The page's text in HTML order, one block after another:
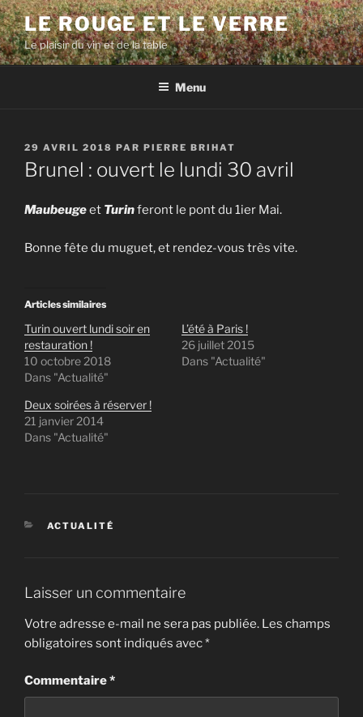
Aller
au
contenu
principal
LE ROUGE ET LE VERRE
Le plaisir du vin et de la table
Menu
PUBLIÉ
LE
29 AVRIL 2018 PAR PIERRE BRIHAT
Brunel : ouvert le lundi 30 avril
Maubeugeet Turinferont le pont du 1ier Mai.
Bonne fête du muguet, et rendez-vous très vite.
Articles similaires
Turin ouvert lundi soir en
restauration !
10 octobre 2018
Dans "Actualité"
L’été à Paris !
26 juillet 2015
Dans "Actualité"
Deux soirées à réserver !
21 janvier 2014
Dans "Actualité"
CATÉGORIES
ACTUALITÉ
Laisser un commentaire
Votre adresse e-mail ne sera pas publiée. Les champs
obligatoires sont indiqués avec*
Commentaire*